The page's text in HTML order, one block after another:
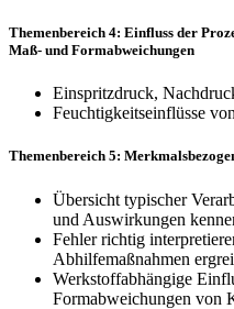
Themenbereich 4: Einfluss der
Maß- und Formabweichungen
Einspritzdruck,
Feuchtigkeitseinflüsse
Themenbereich 5:
Übersicht typischer
und Auswirkungen
Fehler richtig
Abhilfemaßnahmen
Werkstoffabhängige
Formabweichungen von